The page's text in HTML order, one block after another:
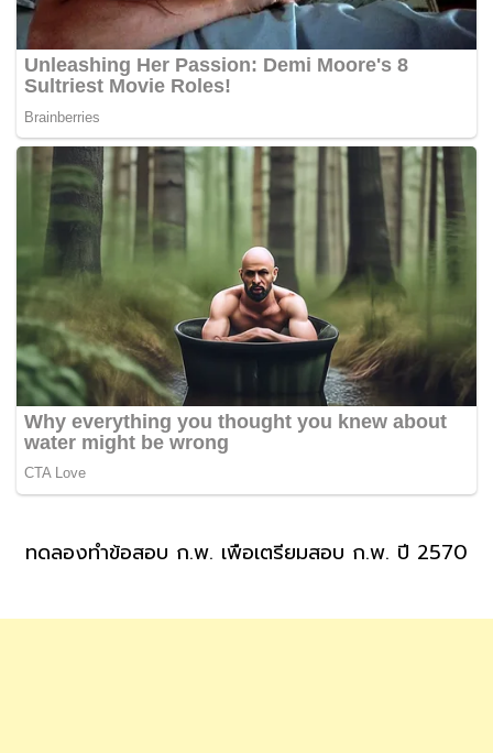
ทดลองทำข้อสอบ ก.พ. เพื่อเตรียมสอบ ก.พ. ปี 2570